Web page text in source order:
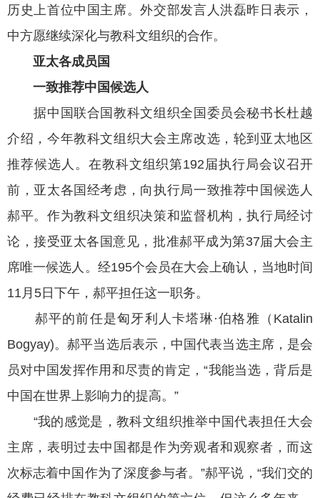
历史上首位中国主席。外交部发言人洪磊昨日表示，
中方愿继续深化与教科文组织的合作。
亚太各成员国
一致推荐中国候选人
据中国联合国教科文组织全国委员会秘书长杜越
介绍，今年教科文组织大会主席改选，轮到亚太地区
推荐候选人。在教科文组织第192届执行局会议召开
前，亚太各国经考虑，向执行局一致推荐中国候选人
郝平。作为教科文组织决策和监督机构，执行局经讨
论，接受亚太各国意见，批准郝平成为第37届大会主
席唯一候选人。经195个会员在大会上确认，当地时间
11月5日下午，郝平担任这一职务。
郝平的前任是匈牙利人卡塔琳·伯格雅（Katalin
Bogyay)。郝平当选后表示，中国代表当选主席，是会
员对中国发挥作用和尽责的肯定，“我能当选，背后是
中国在世界上影响力的提高。”
“我的感觉是，教科文组织推举中国代表担任大会
主席，表明过去中国都是作为旁观者和观察者，而这
次标志着中国作为了深度参与者。”郝平说，“我们交的